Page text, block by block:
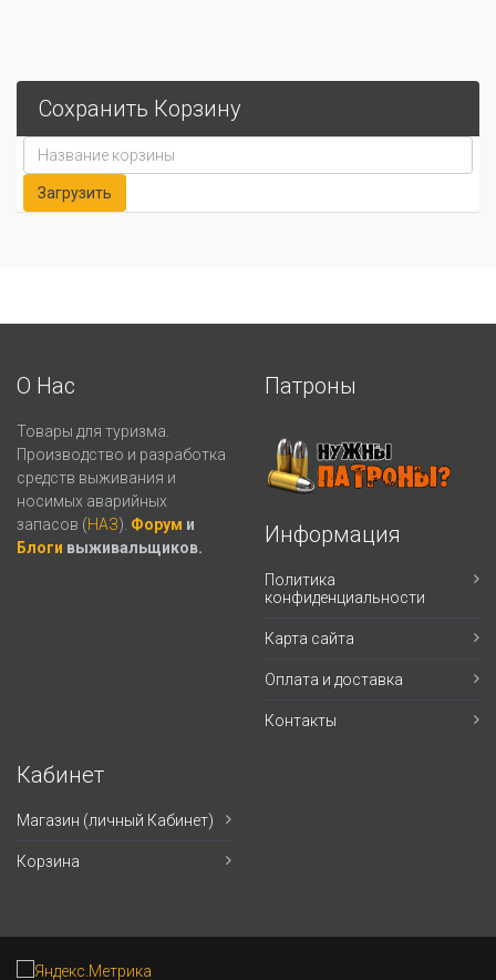
Сохранить Корзину
О Нас
Товары для туризма.
Производство и разработка
средств выживания и
носимых аварийных
запасов (НАЗ). Форум и
Блоги выживальщиков.
Патроны
Информация
Политика
конфиденциальности
Карта сайта
Оплата и доставка
Контакты
Кабинет
Магазин (личный Кабинет)
Корзина